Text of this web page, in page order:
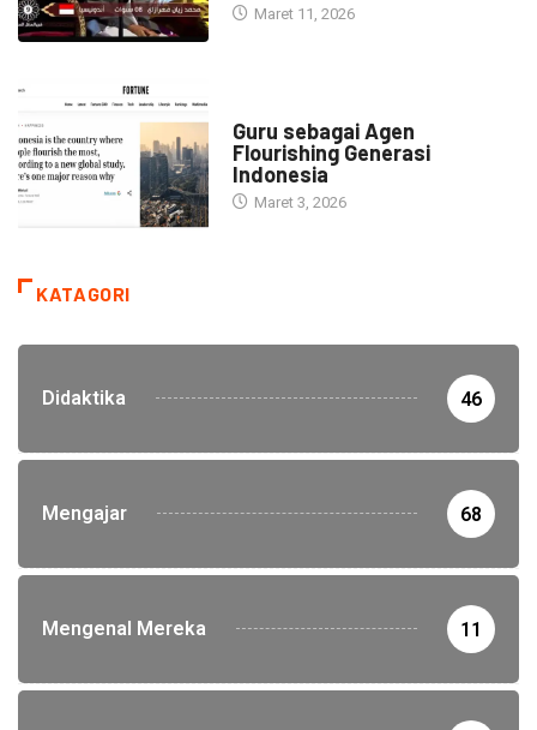
Maret 11, 2026
Guru sebagai Agen
Flourishing Generasi
Indonesia
Maret 3, 2026
KATAGORI
Didaktika 46
Mengajar 68
Mengenal Mereka 11